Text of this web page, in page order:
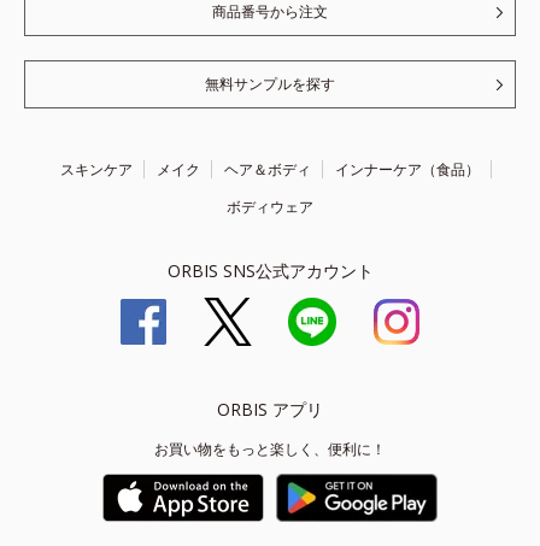
商品番号から注文
無料サンプルを探す
スキンケア メイク ヘア＆ボディ
インナーケア（食品）
ボディウェア
ORBIS SNS公式アカウント
ORBIS アプリ
お買い物をもっと楽しく、便利に！